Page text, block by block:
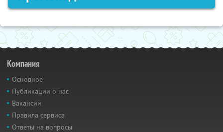
Компания
Основное
Публикации о нас
Вакансии
Правила сервиса
Ответы на вопросы